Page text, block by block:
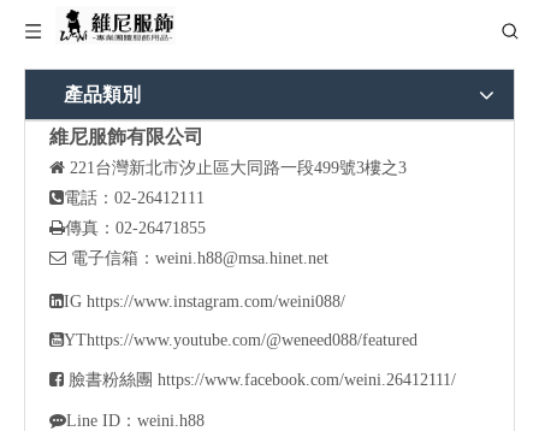
產品類別
維尼服飾有限公司
 221台灣新北市汐止區大同路一段499號3樓之3
電話：02-26412111
傳真：02-26471855
 電子信箱： weini.h88@msa.hinet.net
IG https://www.instagram.com/weini088/
YThttps://www.youtube.com/@weneed088/featured
 臉書粉絲團 https://www.facebook.com/weini.26412111/
Line ID：weini.h88